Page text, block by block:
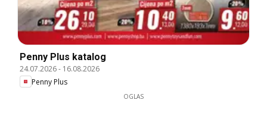
Penny Plus katalog
24.07.2026- 16.08.2026
Penny Plus
OGLAS